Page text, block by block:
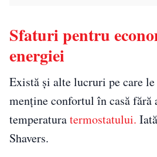
Sfaturi pentru
energiei
Există și alte lucruri pe care
menține confortul în casă fără
temperaturatermostatului.
Shavers.